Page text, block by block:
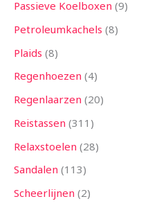
Passieve Koelboxen 9
Petroleumkachels 8
Plaids 8
Regenhoezen 4
Regenlaarzen 20
Reistassen 311
Relaxstoelen 28
Sandalen 113
Scheerlijnen 2